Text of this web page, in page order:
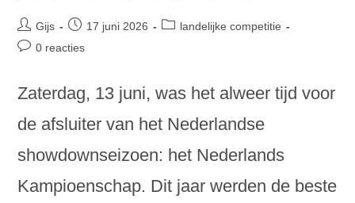
Bericht
auteur:
Gijs
Bericht
gepubliceerd
17 juni 2026 Berichtcategorie:
landelijke competitie
Bericht0 reacties
Zaterdag, 13 juni, was het alweer tijd voor
de afsluiter van het Nederlandse
showdownseizoen: het Nederlands
Kampioenschap. Dit jaar werden de beste